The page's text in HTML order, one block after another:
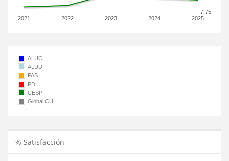
2021 2022 2023 2024 2025
7.75
ALUC
ALUD
PAS
PDI
CESP
Global CU
% Satisfacción